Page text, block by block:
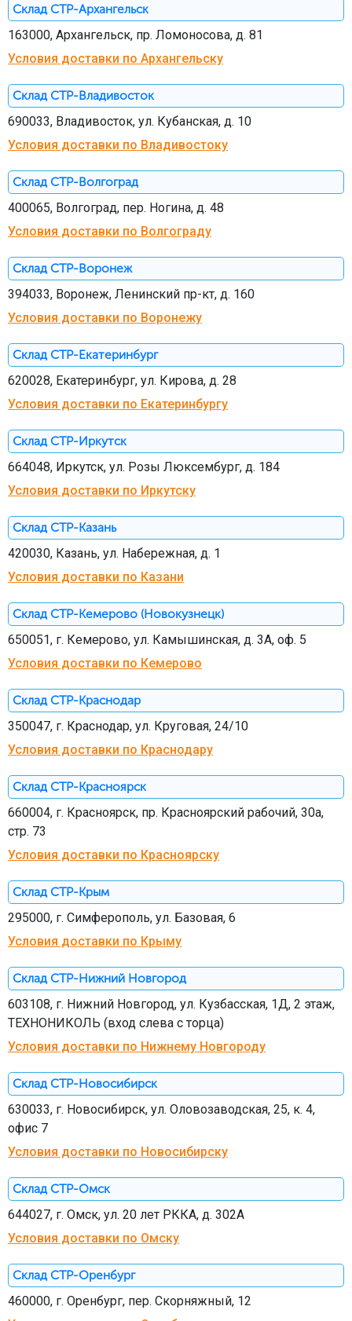
Склад СТР-Архангельск
163000, Архангельск, пр. Ломоносова, д. 81
Условия доставки по Архангельску
Склад СТР-Владивосток
690033, Владивосток, ул. Кубанская, д. 10
Условия доставки по Владивостоку
Склад СТР-Волгоград
400065, Волгоград, пер. Ногина, д. 48
Условия доставки по Волгограду
Склад СТР-Воронеж
394033, Воронеж, Ленинский пр-кт, д. 160
Условия доставки по Воронежу
Склад СТР-Екатеринбург
620028, Екатеринбург, ул. Кирова, д. 28
Условия доставки по Екатеринбургу
Склад СТР-Иркутск
664048, Иркутск, ул. Розы Люксембург, д. 184
Условия доставки по Иркутску
Склад СТР-Казань
420030, Казань, ул. Набережная, д. 1
Условия доставки по Казани
Склад СТР-Кемерово (Новокузнецк)
650051, г. Кемерово, ул. Камышинская, д. 3А, оф. 5
Условия доставки по Кемерово
Склад СТР-Краснодар
350047, г. Краснодар, ул. Круговая, 24/10
Условия доставки по Краснодару
Склад СТР-Красноярск
660004, г. Красноярск, пр. Красноярский рабочий, 30а,
стр. 73
Условия доставки по Красноярску
Склад СТР-Крым
295000, г. Симферополь, ул. Базовая, 6
Условия доставки по Крыму
Склад СТР-Нижний Новгород
603108, г. Нижний Новгород, ул. Кузбасская, 1Д, 2 этаж,
ТЕХНОНИКОЛЬ (вход слева с торца)
Условия доставки по Нижнему Новгороду
Склад СТР-Новосибирск
630033, г. Новосибирск, ул. Оловозаводская, 25, к. 4,
офис 7
Условия доставки по Новосибирску
Склад СТР-Омск
644027, г. Омск, ул. 20 лет РККА, д. 302А
Условия доставки по Омску
Склад СТР-Оренбург
460000, г. Оренбург, пер. Скорняжный, 12